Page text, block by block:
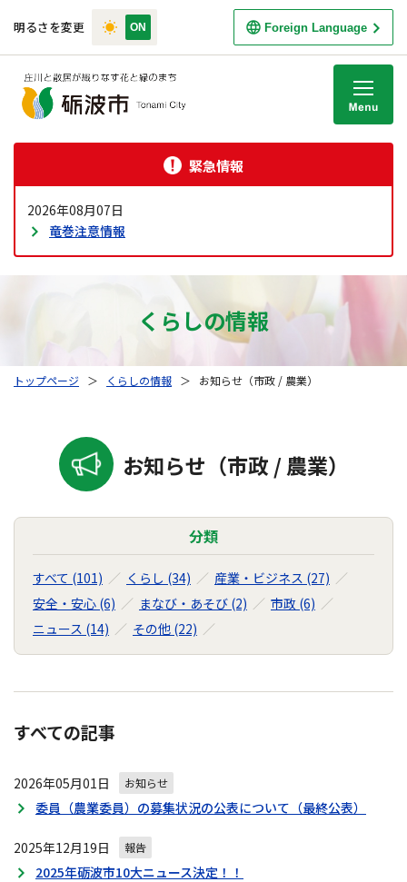
明るさを変更 Foreign Language
緊急情報
2026年08月07日
竜巻注意情報
くらしの情報
トップページ ＞ くらしの情報 ＞ お知らせ（市政 / 農業）
お知らせ（市政 / 農業）
分類
すべて (101) くらし (34)
産業・ビジネス (27)
安全・安心 (6)
まなび・あそび (2)
市政 (6)
ニュース (14)
その他 (22)
すべての記事
2026年05月01日 お知らせ
委員（農業委員）の募集状況の公表について（最終公表）
2025年12月19日 報告
2025年砺波市10大ニュース決定！！